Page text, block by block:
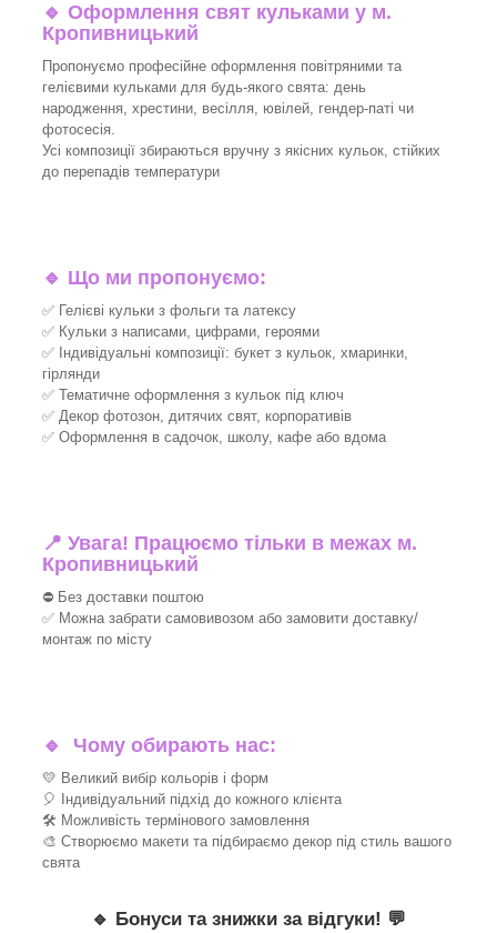
🔹 Оформлення свят кульками у м.
Кропивницький
Пропонуємо професійне оформлення повітряними та
гелієвими кульками для будь-якого свята: день
народження, хрестини, весілля, ювілей, гендер-паті чи
фотосесія.
Усі композиції збираються вручну з якісних кульок, стійких
до перепадів температури
🔹 Що ми пропонуємо:
✅ Гелієві кульки з фольги та латексу
✅ Кульки з написами, цифрами, героями
✅ Індивідуальні композиції: букет з кульок, хмаринки,
гірлянди
✅ Тематичне оформлення з кульок під ключ
✅ Декор фотозон, дитячих свят, корпоративів
✅ Оформлення в садочок, школу, кафе або вдома
📍 Увага! Працюємо тільки в межах м.
Кропивницький
⛔ Без доставки поштою
✅ Можна забрати самовивозом або замовити доставку/
монтаж по місту
🔹 Чому обирають нас:
💛 Великий вибір кольорів і форм
🎈 Індивідуальний підхід до кожного клієнта
🛠 Можливість термінового замовлення
🎨 Створюємо макети та підбираємо декор під стиль вашого
свята
🔹 Бонуси та знижки за відгуки! 💬